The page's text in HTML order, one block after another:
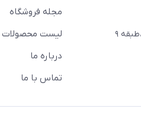
۹
مجله فروشگاه
لیست محصولات
درباره ما
تماس با ما